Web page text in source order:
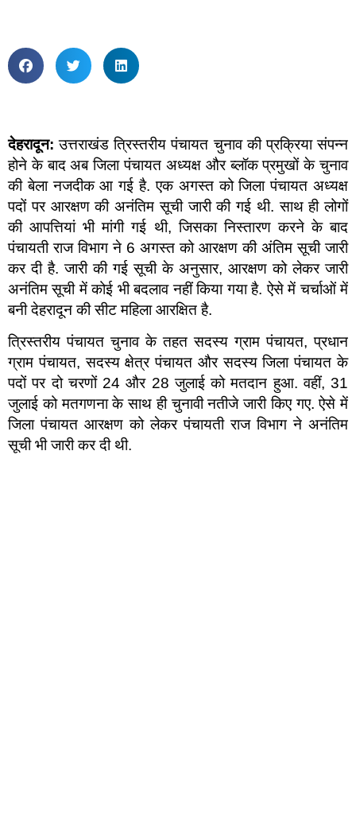
देहरादून: उत्तराखंड त्रिस्तरीय पंचायत चुनाव की प्रक्रिया संपन्न
होने के बाद अब जिला पंचायत अध्यक्ष और ब्लॉक प्रमुखों के चुनाव
की बेला नजदीक आ गई है. एक अगस्त को जिला पंचायत अध्यक्ष
पदों पर आरक्षण की अनंतिम सूची जारी की गई थी. साथ ही लोगों
की आपत्तियां भी मांगी गई थी, जिसका निस्तारण करने के बाद
पंचायती राज विभाग ने 6 अगस्त को आरक्षण की अंतिम सूची जारी
कर दी है. जारी की गई सूची के अनुसार, आरक्षण को लेकर जारी
अनंतिम सूची में कोई भी बदलाव नहीं किया गया है. ऐसे में चर्चाओं में
बनी देहरादून की सीट महिला आरक्षित है.
त्रिस्तरीय पंचायत चुनाव के तहत सदस्य ग्राम पंचायत, प्रधान
ग्राम पंचायत, सदस्य क्षेत्र पंचायत और सदस्य जिला पंचायत के
पदों पर दो चरणों 24 और 28 जुलाई को मतदान हुआ. वहीं, 31
जुलाई को मतगणना के साथ ही चुनावी नतीजे जारी किए गए. ऐसे में
जिला पंचायत आरक्षण को लेकर पंचायती राज विभाग ने अनंतिम
सूची भी जारी कर दी थी.